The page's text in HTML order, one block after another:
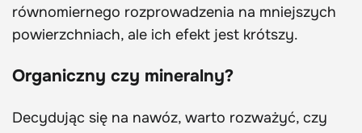
równomiernego rozprowadzenia na mniejszych
powierzchniach, ale ich efekt jest krótszy.
Organiczny czy mineralny?
Decydując się na nawóz, warto rozważyć, czy